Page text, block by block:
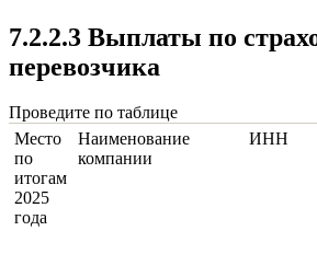
7.2.2.3 Выплаты по
перевозчика
Проведите по таблице
Место
по
итогам
2025
года
Наименование
компании
ИНН